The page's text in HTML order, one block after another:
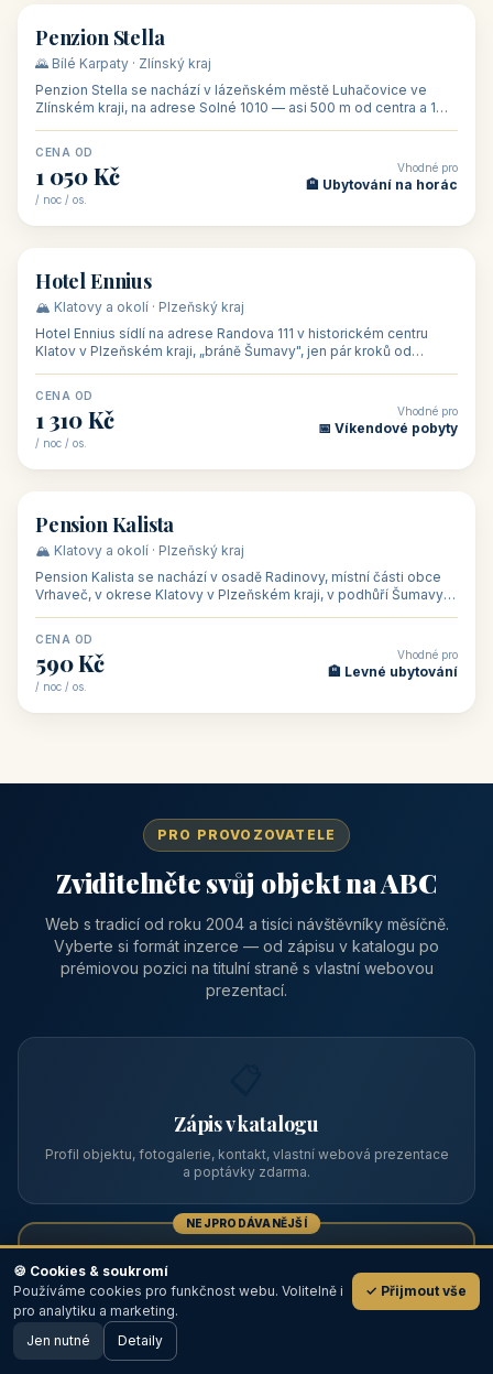
🏡 penzion
Penzion Stella
🌄 Bílé Karpaty · Zlínský kraj
Penzion Stella se nachází v lázeňském městě Luhačovice ve
Zlínském kraji, na adrese Solné 1010 — asi 500 m od centra a 1
CENA OD
1 050 Kč
/ noc / os.
Vhodné pro
🏨 Ubytování na horác
🏨 hotel
Hotel Ennius
🏔️ Klatovy a okolí · Plzeňský kraj
Hotel Ennius sídlí na adrese Randova 111 v historickém centru
Klatov v Plzeňském kraji, „bráně Šumavy", jen pár kroků od
CENA OD
1 310 Kč
/ noc / os.
Vhodné pro
📅 Víkendové pobyty
🏡 penzion
Pension Kalista
🏔️ Klatovy a okolí · Plzeňský kraj
Pension Kalista se nachází v osadě Radinovy, místní části obce
Vrhaveč, v okrese Klatovy v Plzeňském kraji, v podhůří Šumavy
CENA OD
590 Kč
/ noc / os.
Vhodné pro
🏨 Levné ubytování
PRO PROVOZOVATELE
Zviditelněte svůj objekt na ABC
Web s tradicí od roku 2004 a tisíci návštěvníky měsíčně.
Vyberte si formát inzerce — od zápisu v katalogu po
prémiovou pozici na titulní straně s vlastní webovou
prezentací.
Zápis v katalogu
Profil objektu, fotogalerie, kontakt, vlastní webová prezentace
a poptávky zdarma.
NEJPRODÁVANĚJŠÍ
Prémiový partner
TOP pozice na titulce, přednost ve výpisech, zlatý odznak a
💬
🖥️ Desktop verze
🍪 Cookies & soukromí
Používáme cookies pro funkčnost webu. Volitelně i
pro analytiku a marketing.
✓ Přijmout vše
Jen nutné Detaily